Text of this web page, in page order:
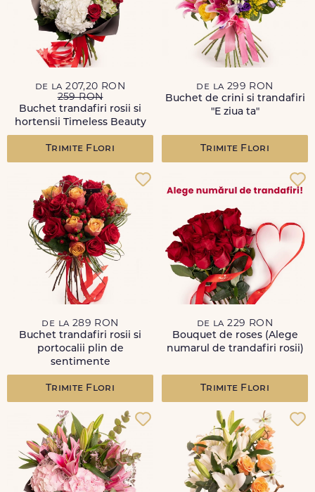
de la 207,20 RON
259 RON
Buchet trandafiri rosii si
hortensii Timeless Beauty
Trimite Flori
de la 299 RON
Buchet de crini si trandafiri
"E ziua ta"
Trimite Flori
de la 289 RON
Buchet trandafiri rosii si
portocalii plin de
sentimente
Trimite Flori
de la 229 RON
Bouquet de roses (Alege
numarul de trandafiri rosii)
Trimite Flori